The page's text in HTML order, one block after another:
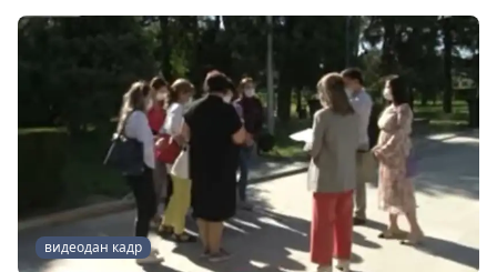
видеодан кадр